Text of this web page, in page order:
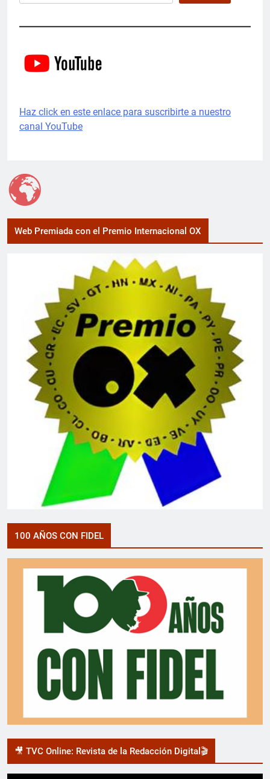
Haz click en este enlace para suscribirte a nuestro
canal YouTube
Web Premiada con el Premio Internacional OX
100 AÑOS CON FIDEL
🎥 TVC Online: Revista de la Redacción Digital🎬